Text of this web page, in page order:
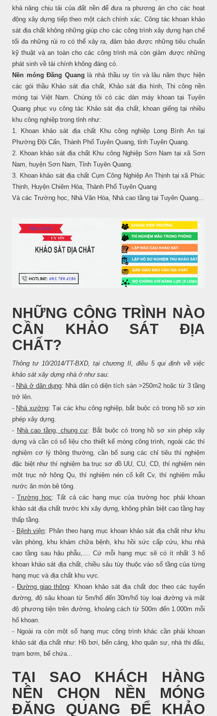
khả năng chịu tải của đất nền để đưa ra phương án cho các hoạt
động xây dựng tiếp theo một cách chính xác. Công tác khoan khảo
sát địa chất không những giúp cho các công trình xây dựng hạn chế
tối đa những rủi ro có thể xảy ra, đảm bảo được những tiêu chuẩn
kỹ thuật và an toàn cho các công trình mà còn giảm được những
phát sinh về tài chính không đáng có.
Nền móng Đăng Quang là nhà thầu uy tín và lâu năm thực hiện
các gói thầu Khảo sát địa chất, Khảo sát địa hình, Thi công nền
móng tại Việt Nam. Chúng tôi có các dàn máy khoan tại Tuyên
Quang phục vụ công tác Khảo sát địa chất, khoan giếng tại nhiều
khu công nghiệp trong tỉnh như:
1. Khoan khảo sát địa chất Khu công nghiệp Long Bình An tại
Phường Đội Cấn, Thành Phố Tuyên Quang, tỉnh Tuyên Quang.
2. Khoan khảo sát địa chất Khu công Nghiệp Sơn Nam tại xã Sơn
Nam, huyện Sơn Nam, Tỉnh Tuyên Quang.
3. Khoan khảo sát địa chất Cụm Công Nghiệp An Thịnh tại xã Phúc
Thịnh, Huyện Chiêm Hóa, Thành Phố Tuyên Quang
Và các Trường học, Nhà Văn Hóa, Nhà cao tầng tại Tuyên Quang...
NHỮNG CÔNG TRÌNH NÀO
CẦN KHẢO SÁT ĐỊA
CHẤT?
Thông tư 10/2014/TT-BXD, tại chương II, điều 5 qui định về việc
khảo sát xây dựng nhà ở như sau:
- Nhà ở dân dụng: Nhà dân có diện tích sàn >250m2 hoặc từ 3 tầng
trở lên.
- Nhà xưởng: Tại các khu công nghiệp, bắt buộc có trong hồ sơ xin
phép xây dựng.
- Nhà cao tầng, chung cư: Bắt buộc có trong hồ sơ xin phép xây
dựng và cần có số liệu cho thiết kế móng công trình, ngoài các thí
nghiệm cơ lý thông thường, cần bổ sung các chỉ tiêu thí nghiệm
đặc biệt như thí nghiệm ba trục sơ đồ UU, CU, CD, thí nghiệm nén
một trục nở hông Qu, thí nghiệm nén cố kết Cv, thí nghiệm mẫu
nước ăn mòn bê tông.
-Trường học: Tất cả các hạng mục của trường học phải khoan
khảo sát địa chất trước khi xây dựng, không phân biệt cao tầng hay
thấp tầng.
- Bệnh viện: Phân theo hạng mục khoan khảo sát địa chất như khu
văn phòng, khu khám chữa bệnh, khu hồi sức cấp cứu, khu nhà
cao tầng sau hậu phẫu,.... Cứ mỗi hạng mục sẽ có ít nhất 3 hố
khoan khảo sát địa chất, chiều sâu tùy thuộc vào số tầng của từng
hạng mục và địa chất khu vực.
- Đường giao thông: Khoan khảo sát địa chất dọc theo các tuyến
đường, độ sâu khoan từ 5m/hố đến 30m/hố tùy loại đường và mật
độ phương tiện trên đường, khoảng cách từ 500m đến 1.000m mỗi
hố khoan.
- Ngoài ra còn một số hạng mục công trình khác cần phải khoan
khảo sát địa chất như: Hồ bơi, bến cảng, kho quân sự, nhà thi đấu,
trạm bơm, bể chứa...
TẠI SAO KHÁCH HÀNG
NÊN CHỌN NỀN MÓNG
ĐĂNG QUANG ĐỂ KHẢO